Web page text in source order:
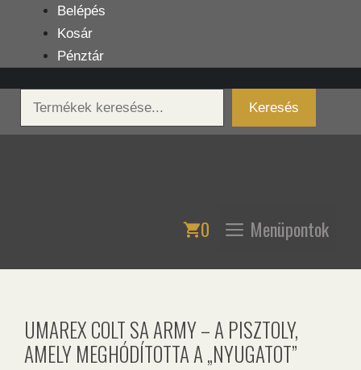
tartalomba
Belépés
Kosár
Pénztár
Keresés
Keresés
0 Menüpontok
UMAREX COLT SA ARMY – A PISZTOLY,
AMELY MEGHÓDÍTOTTA A „NYUGATOT”